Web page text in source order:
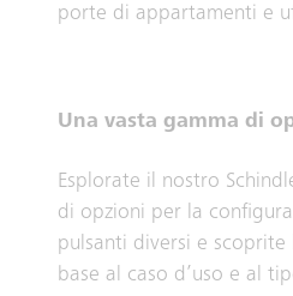
porte di appartamenti e
Una vasta gamma di
Esplorate il nostro
di opzioni per la
pulsanti diversi e
base al caso d’uso e al